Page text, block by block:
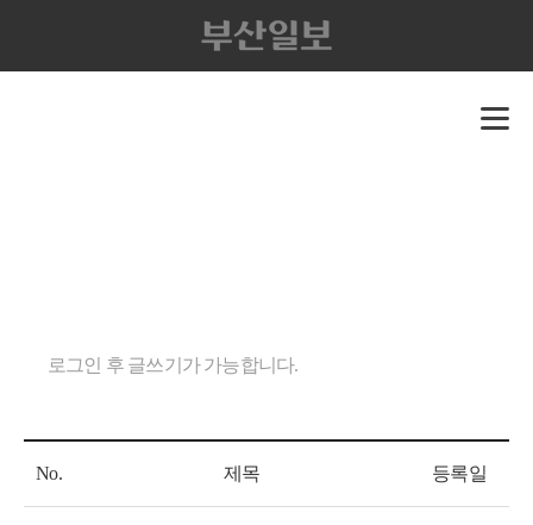
로그인 후 글쓰기가 가능합니다.
No. 제목 등록일